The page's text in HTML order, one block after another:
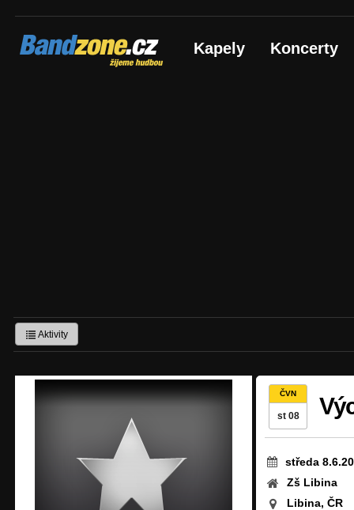
Bandzone.cz
žijeme hudbou Kapely Koncerty
Aktivity
ČVN
st 08
středa
Zš Libina
Libina, ČR